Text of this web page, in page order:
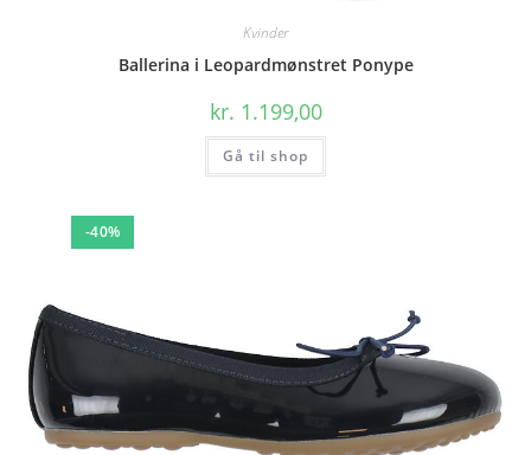
Kvinder
Ballerina i Leopardmønstret Ponype
kr. 1.199,00
Gå til shop
-40%